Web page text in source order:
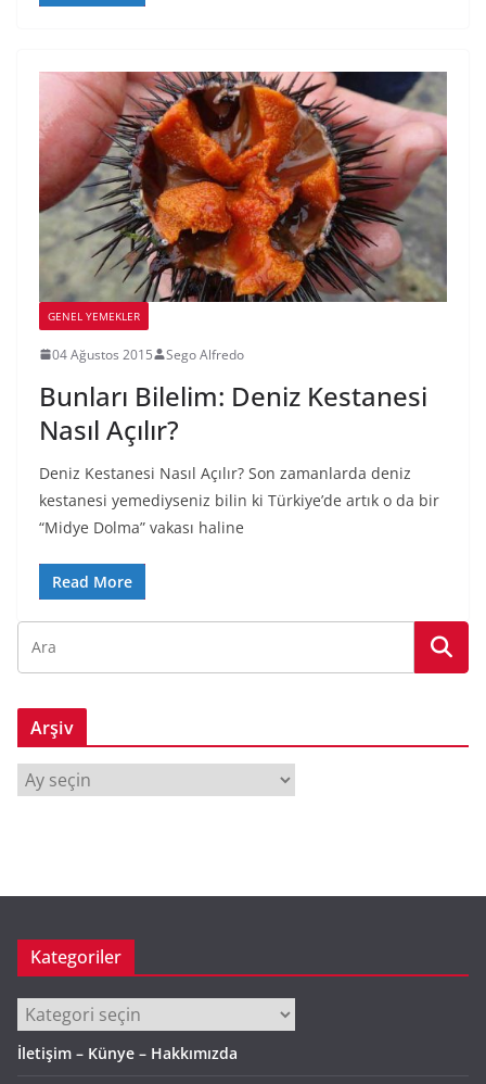
GENEL YEMEKLER
04 Ağustos 2015 Sego Alfredo
Bunları Bilelim: Deniz Kestanesi
Nasıl Açılır?
Deniz Kestanesi Nasıl Açılır? Son zamanlarda deniz
kestanesi yemediyseniz bilin ki Türkiye’de artık o da bir
“Midye Dolma” vakası haline
Read More
Arşiv
r
Kategoriler
Kategoriler
İletişim – Künye – Hakkımızda